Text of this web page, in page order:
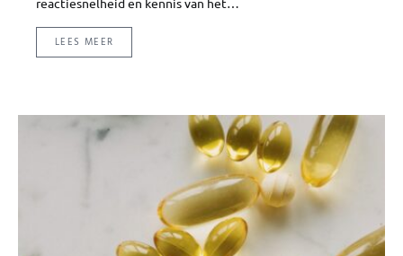
LEES MEER